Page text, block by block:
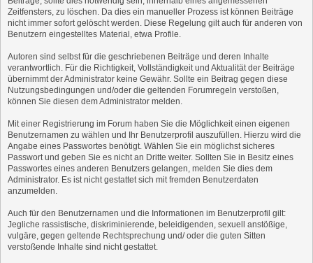
Zeitfensters, zu löschen. Da dies ein manueller Prozess ist können Beiträge
nicht immer sofort gelöscht werden. Diese Regelung gilt auch für anderen von
Benutzern eingestelltes Material, etwa Profile.
Autoren sind selbst für die geschriebenen Beiträge und deren Inhalte
verantwortlich. Für die Richtigkeit, Vollständigkeit und Aktualität der Beiträge
übernimmt der Administrator keine Gewähr. Sollte ein Beitrag gegen diese
Nutzungsbedingungen und/oder die geltenden Forumregeln verstoßen,
können Sie diesen dem Administrator melden.
Mit einer Registrierung im Forum haben Sie die Möglichkeit einen eigenen
Benutzernamen zu wählen und Ihr Benutzerprofil auszufüllen. Hierzu wird die
Angabe eines Passwortes benötigt. Wählen Sie ein möglichst sicheres
Passwort und geben Sie es nicht an Dritte weiter. Sollten Sie in Besitz eines
Passwortes eines anderen Benutzers gelangen, melden Sie dies dem
Administrator. Es ist nicht gestattet sich mit fremden Benutzerdaten
anzumelden.
Auch für den Benutzernamen und die Informationen im Benutzerprofil gilt:
Jegliche rassistische, diskriminierende, beleidigenden, sexuell anstößige,
vulgäre, gegen geltende Rechtsprechung und/ oder die guten Sitten
verstoßende Inhalte sind nicht gestattet.